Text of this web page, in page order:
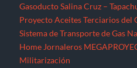
Gasoducto Salina Cruz –
Proyecto Aceites Terciarios del
Sistema de Transporte de Gas
Home Jornaleros
Militarización